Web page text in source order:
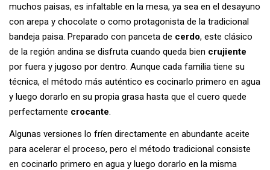
muchos paisas, es infaltable en la mesa, ya sea en el desayuno
con arepa y chocolate o como protagonista de la tradicional
bandeja paisa. Preparado con panceta de cerdo, este clásico
de la región andina se disfruta cuando queda bien crujiente
por fuera y jugoso por dentro. Aunque cada familia tiene su
técnica, el método más auténtico es cocinarlo primero en agua
y luego dorarlo en su propia grasa hasta que el cuero quede
perfectamente crocante
Algunas versiones lo fríen directamente en abundante aceite
para acelerar el proceso, pero el método tradicional consiste
en cocinarlo primero en agua y luego dorarlo en la misma